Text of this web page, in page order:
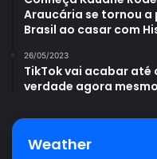
Araucária se tornou a
Brasil ao casar com
26/05/2023
TikTok vai acabar até
verdade agora mesmo
Weather